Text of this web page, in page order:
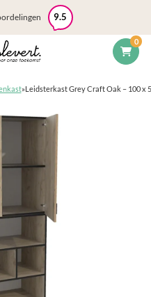
0
9.5
»Leidsterkast Grey Craft Oak – 100 x